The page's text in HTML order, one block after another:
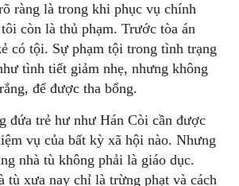
ràng là trong khi phục vụ chính
còn là thủ phạm. Trước tòa án
có tội. Sự phạm tội trong tình trạng
tình tiết giảm nhẹ, nhưng không
để được tha bổng.
đứa trẻ hư như Hán Còi cần được
vụ của bất kỳ xã hội nào. Nhưng
nhà tù không phải là giáo dục.
tù xưa nay chỉ là trừng phạt và cách